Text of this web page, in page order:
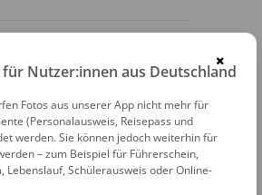
Hamburg S-Bhf
22765 Hamburg
×
Nutzer:innen aus Deutschland
Fotos aus unserer App nicht mehr für
(Personalausweis, Reisepass und
werden. Sie können jedoch weiterhin für
– zum Beispiel für Führerschein,
Lebenslauf, Schülerausweis oder Online-